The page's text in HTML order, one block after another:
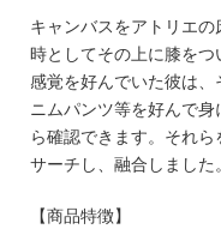
キャンバスをアトリエの
時としてその上に膝をつ
感覚を好んでいた彼は
ニムパンツ等を好んで
ら確認できます。それ
サーチし、融合しました
【商品特徴】